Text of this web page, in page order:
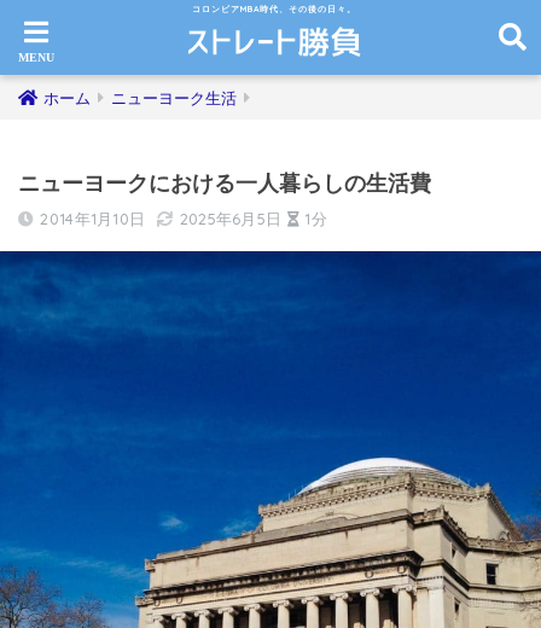
コロンビアMBA時代、その後の日々。
ホーム ニューヨーク生活
ニューヨークにおける一人暮らしの生活費
2014年1月10日 2025年6月5日 1分